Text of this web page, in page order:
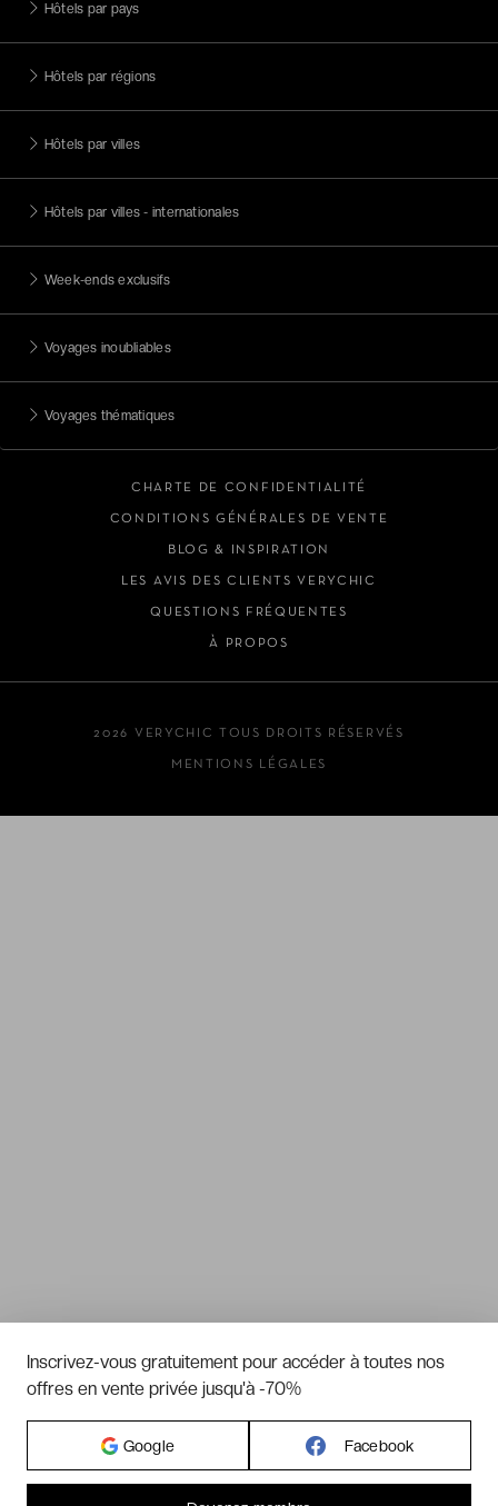
Hôtels par pays
Hôtels par régions
Hôtels par villes
Hôtels par villes - internationales
Week-ends exclusifs
Voyages inoubliables
Voyages thématiques
CHARTE DE CONFIDENTIALITÉ
CONDITIONS GÉNÉRALES DE VENTE
BLOG & INSPIRATION
LES AVIS DES CLIENTS VERYCHIC
QUESTIONS FRÉQUENTES
À PROPOS
2026 VERYCHIC TOUS DROITS RÉSERVÉS
MENTIONS LÉGALES
Inscrivez-vous gratuitement pour accéder à toutes nos
offres en vente privée jusqu'à -70%
Google Facebook